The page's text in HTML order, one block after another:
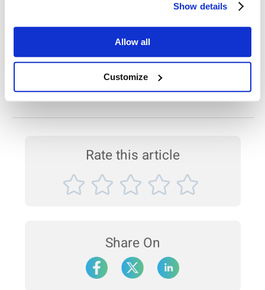
Show details
Allow all
Customize
による粒径測定 ・電気泳動光散乱法（ELS）によるゼータ電位測定
高感度検出に対応 微量サンプルでも高精度な測定が可能 測定対象 ス
チレン-ブタジエン系 共重合ラテックス（...
装置「Bettersizer ST」を用いて、黒色シリコンカーバイド（炭化ケイ
素）の4つの製造ロットに対し粒度分布を測定・比較しました。 ロッ
トごとの粒度分布を比較することで、製造工程の安定性を評価するこ
とができます。また、得られた測定結果をISO規格と照らし合わせる
ことで、製品が基準を満たしているかどうかを確認することが可能で
す。 このように、粒度分布の測定は製品品質のばらつきを抑え、安定
脂肪エマルションのゼータ電位測定
BeNano 180 Zeta の電気泳動光散乱法（ELS）を用い、高濃度脂肪エ
マルション懸濁液のゼータ電位測定を実施しました。革新的な光学設
計と短光路の折り曲げ型キャピラリーセルにより、高濃度試料でも安
定かつ高感度な測定が可能であることが実証されました。また、本研
が強調されています。特に未知の水系サンプルについては、濃度滴定
実験を通じて最適な測定濃度範囲を特定することが推奨されます。 製
品情報 BeNanoシリーズ（BeNano 180 Zeta） 測定技術：電気...
Rate this article
Share On